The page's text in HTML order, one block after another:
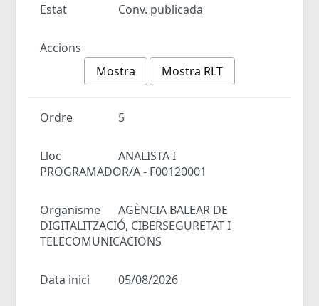
Estat Conv. publicada
Accions
Mostra
Mostra RLT
Ordre 5
Lloc
ANALISTA I
PROGRAMADOR/A - F00120001
Organisme
AGÈNCIA BALEAR DE
DIGITALITZACIÓ, CIBERSEGURETAT I
TELECOMUNICACIONS
Data inici 05/08/2026